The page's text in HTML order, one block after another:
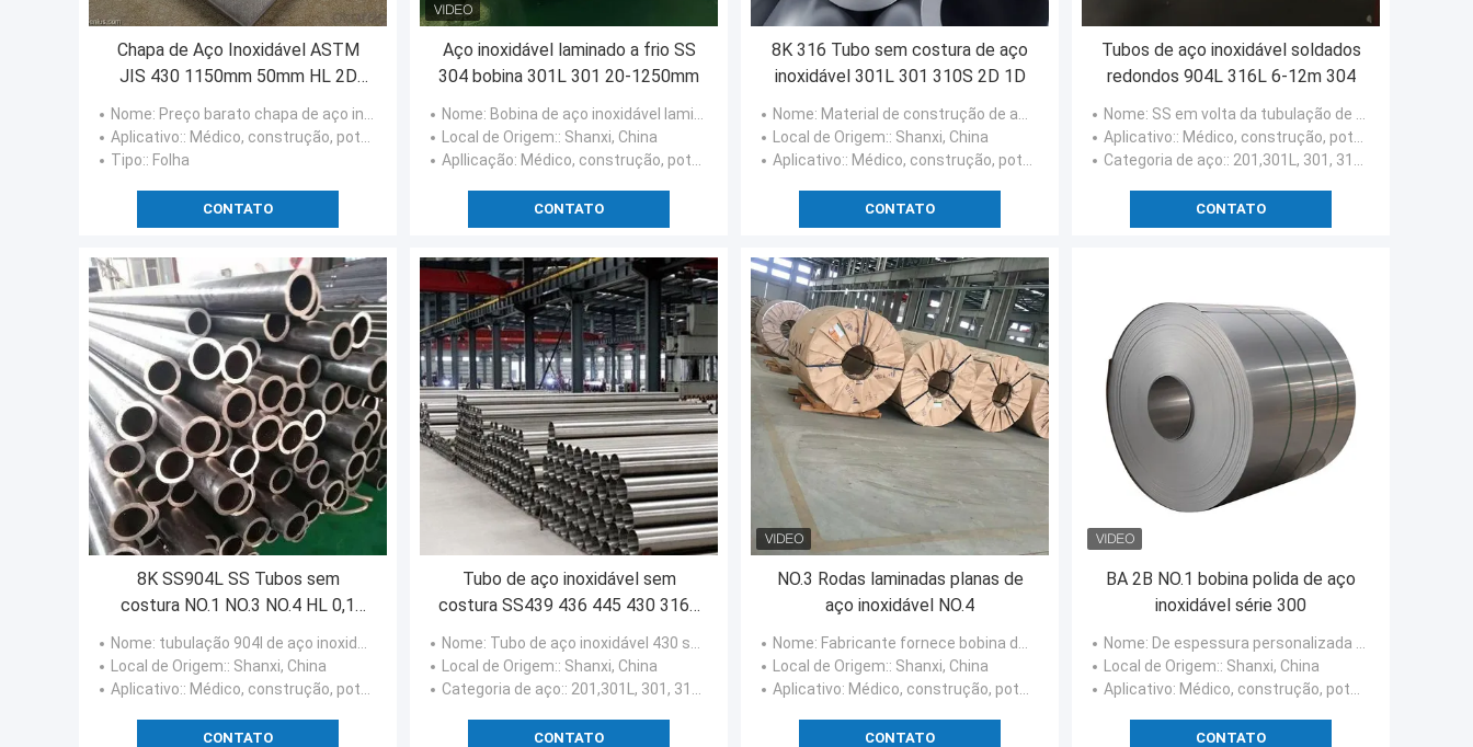
Chapa de Aço Inoxidável ASTM
JIS 430 1150mm 50mm HL 2D
Nome: Preço barato chapa de aço inoxidável 430 astm jis de excelente qualidade
Aplicativo:: Médico, construção, potência nuclear, energias hidráulicas
Tipo:: Folha
CONTATO
Aço inoxidável laminado a frio SS
304 bobina 301L 301 20-1250mm
Nome: Bobina de aço inoxidável laminada
Local de Origem:: Shanxi, China
Apllicação: Médico, construção, potência nuclear, energias hidráulicas
CONTATO
8K 316 Tubo sem costura de aço
inoxidável 301L 301 310S 2D 1D
Nome: Material de construção de aço inoxidável de alta qualidade Tubo sem costura de aço inoxidável
Local de Origem:: Shanxi, China
Aplicativo:: Médico, construção, potência nuclear, energias hidráulicas
CONTATO
Tubos de aço inoxidável soldados
redondos 904L 316L 6-12m 304
Nome: SS em volta da tubulação de solda de aço inoxidável 904L 316L 304
Aplicativo:: Médico, construção, potência nuclear, energias hidráulicas
Categoria de aço:: 201,301L, 301, 310S, 316L, 316, 321, 436L, 304, 439, 436, 445
CONTATO
8K SS904L SS Tubos sem
costura NO.1 NO.3 NO.4 HL 0,1
mm-80 mm
Nome: tubulação 904l de aço inoxidável
Local de Origem:: Shanxi, China
Aplicativo:: Médico, construção, potência nuclear, energias hidráulicas
CONTATO
Tubo de aço inoxidável sem
costura SS439 436 445 430 316L
316 321 436L 304
Nome: Tubo de aço inoxidável 430 sem costura
Local de Origem:: Shanxi, China
Categoria de aço:: 201,301L, 301, 310S, 316L, 316, 321, 436L, 304, 439, 436, 445
CONTATO
NO.3 Rodas laminadas planas de
aço inoxidável NO.4
Nome: Fabricante fornece bobina de aço ss Bobina de aço inoxidável
Local de Origem:: Shanxi, China
Aplicativo: Médico, construção, potência nuclear, energias hidráulicas
CONTATO
BA 2B NO.1 bobina polida de aço
inoxidável série 300
Nome: De espessura personalizada tiras de aço inoxidável bobina de aço
Local de Origem:: Shanxi, China
Aplicativo: Médico, construção, potência nuclear, energias hidráulicas
CONTATO